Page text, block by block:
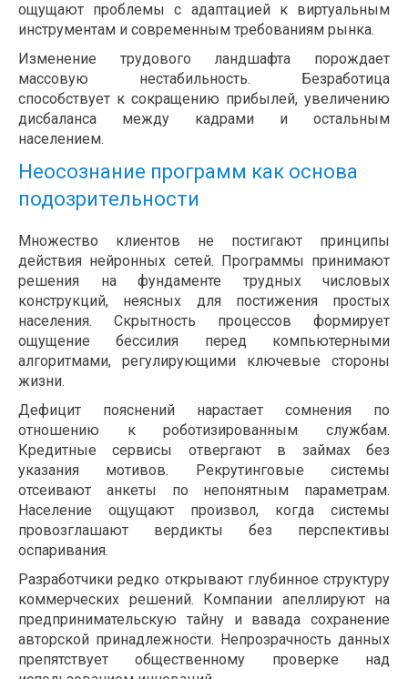
ощущают проблемы с адаптацией к виртуальным
инструментам и современным требованиям рынка.
Изменение трудового ландшафта порождает
массовую нестабильность. Безработица
способствует к сокращению прибылей, увеличению
дисбаланса между кадрами и остальным
населением.
Неосознание программ как основа
подозрительности
Множество клиентов не постигают принципы
действия нейронных сетей. Программы принимают
решения на фундаменте трудных числовых
конструкций, неясных для постижения простых
населения. Скрытность процессов формирует
ощущение бессилия перед компьютерными
алгоритмами, регулирующими ключевые стороны
жизни.
Дефицит пояснений нарастает сомнения по
отношению к роботизированным службам.
Кредитные сервисы отвергают в займах без
указания мотивов. Рекрутинговые системы
отсеивают анкеты по непонятным параметрам.
Население ощущают произвол, когда системы
провозглашают вердикты без перспективы
оспаривания.
Разработчики редко открывают глубинное структуру
коммерческих решений. Компании апеллируют на
предпринимательскую тайну и вавада сохранение
авторской принадлежности. Непрозрачность данных
препятствует общественному проверке над